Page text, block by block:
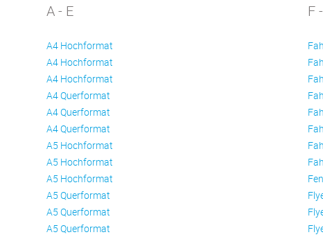
A - E
A4 Hochformat
A4 Hochformat
A4 Hochformat
A4 Querformat
A4 Querformat
A4 Querformat
A5 Hochformat
A5 Hochformat
A5 Hochformat
A5 Querformat
A5 Querformat
A5 Querformat
F